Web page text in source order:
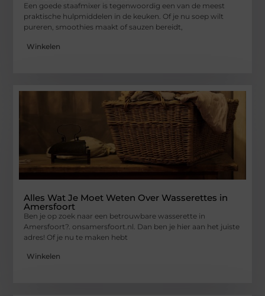
Een goede staafmixer is tegenwoordig een van de meest
praktische hulpmiddelen in de keuken. Of je nu soep wilt
pureren, smoothies maakt of sauzen bereidt,
Winkelen
Alles Wat Je Moet Weten Over Wasserettes in
Amersfoort
Ben je op zoek naar een betrouwbare wasserette in
Amersfoort?. onsamersfoort.nl. Dan ben je hier aan het juiste
adres! Of je nu te maken hebt
Winkelen